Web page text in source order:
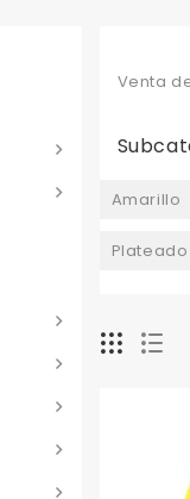
Venta
Amarillo
Plateado